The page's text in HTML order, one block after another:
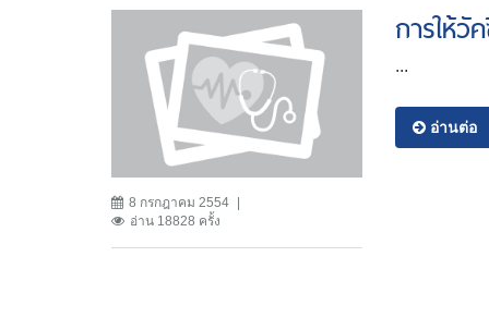
8 กรกฎาคม 2554
อ่าน 18828 ครั้ง
การให้วั
...
อ่านต่อ